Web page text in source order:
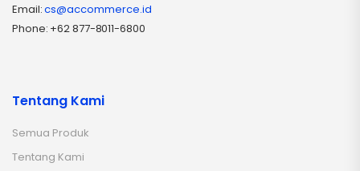
Email:cs@accommerce.id
Phone: +62 877-8011-6800
Tentang Kami
Semua Produk
Tentang Kami